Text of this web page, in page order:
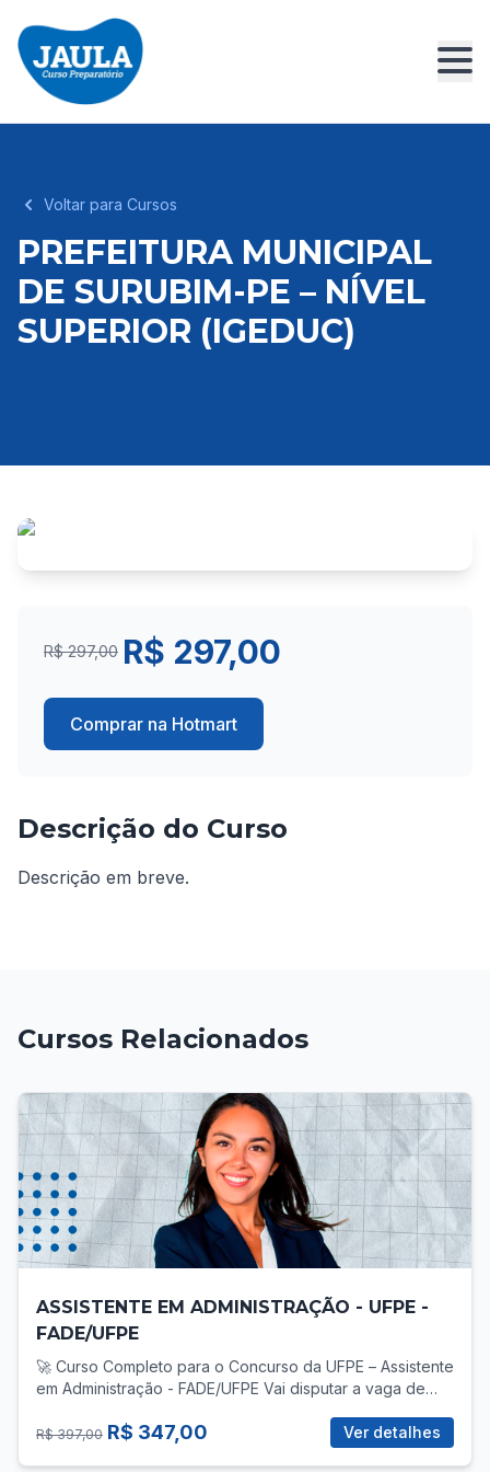
Voltar para Cursos
PREFEITURA MUNICIPAL
DE SURUBIM-PE – NÍVEL
SUPERIOR (IGEDUC)
R$ 297,00 R$ 297,00
Comprar na Hotmart
Descrição do Curso
Descrição em breve.
Cursos Relacionados
ASSISTENTE EM ADMINISTRAÇÃO - UFPE -
FADE/UFPE
🚀 Curso Completo para o Concurso da UFPE – Assistente
em Administração - FADE/UFPE Vai disputar a vaga de
você precisa de uma preparação direcionada, com foco
total no que realmente cobra! 📚 O que você vai
R$ 397,00 R$ 347,00 Ver detalhes